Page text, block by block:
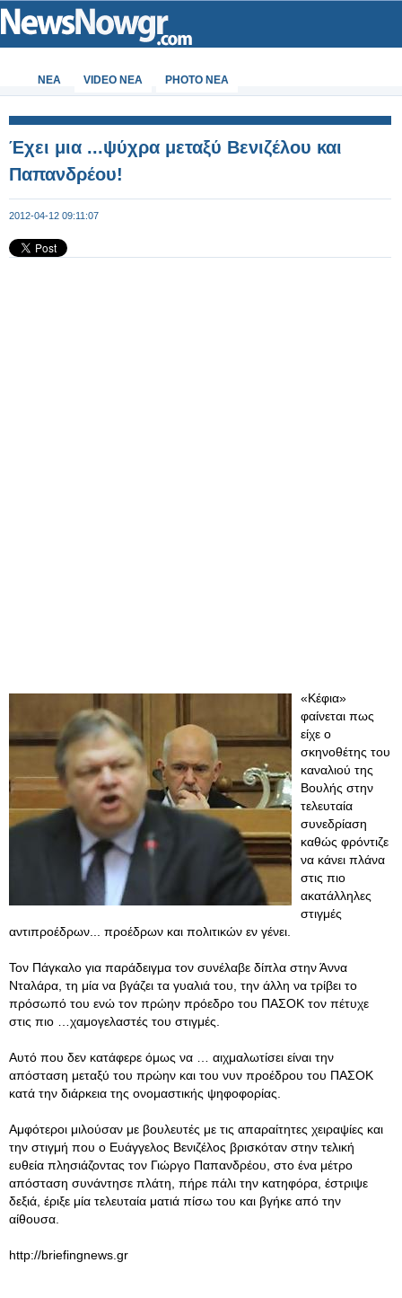
ΝΕΑ VIDEO NEA PHOTO NEA
Έχει μια ...ψύχρα μεταξύ Βενιζέλου και
Παπανδρέου!
2012-04-12 09:11:07
«Kέφια»
φαίνεται πως
είχε ο
σκηνοθέτης του
καναλιού της
Βουλής στην
τελευταία
συνεδρίαση
καθώς φρόντιζε
να κάνει πλάνα
στις πιο
ακατάλληλες
στιγμές
αντιπροέδρων... προέδρων και πολιτικών εν γένει.
Τον Πάγκαλο για παράδειγμα τον συνέλαβε δίπλα στην Άννα
Νταλάρα, τη μία να βγάζει τα γυαλιά του, την άλλη να τρίβει το
πρόσωπό του ενώ τον πρώην πρόεδρο του ΠΑΣΟΚ τον πέτυχε
στις πιο …χαμογελαστές του στιγμές.
Αυτό που δεν κατάφερε όμως να … αιχμαλωτίσει είναι την
απόσταση μεταξύ του πρώην και του νυν προέδρου του ΠΑΣΟΚ
κατά την διάρκεια της ονομαστικής ψηφοφορίας.
Αμφότεροι μιλούσαν με βουλευτές με τις απαραίτητες χειραψίες και
την στιγμή που ο Ευάγγελος Βενιζέλος βρισκόταν στην τελική
ευθεία πλησιάζοντας τον Γιώργο Παπανδρέου, στο ένα μέτρο
απόσταση συνάντησε πλάτη, πήρε πάλι την κατηφόρα, έστριψε
δεξιά, έριξε μία τελευταία ματιά πίσω του και βγήκε από την
αίθουσα.
http://briefingnews.gr